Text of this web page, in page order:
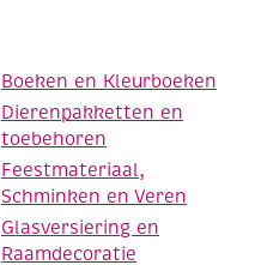
Boeken en Kleurboeken
Dierenpakketten en
toebehoren
Feestmateriaal,
Schminken en Veren
Glasversiering en
Raamdecoratie